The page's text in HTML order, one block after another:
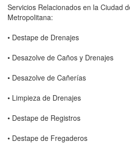
Servicios Relacionados en la Ciudad
Metropolitana:
• Destape de Drenajes
• Desazolve de Caños y Drenajes
• Desazolve de Cañerías
• Limpieza de Drenajes
• Destape de Registros
• Destape de Fregaderos